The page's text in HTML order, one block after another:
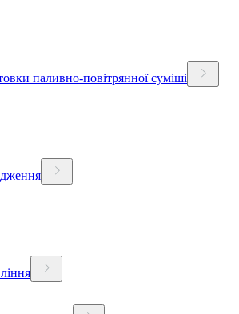
паливно-повітрянної суміші